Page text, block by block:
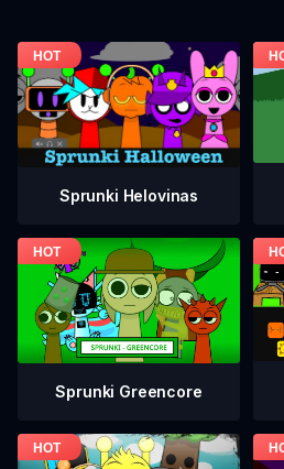
Sprunki Helovinas
Sprunki Greencore